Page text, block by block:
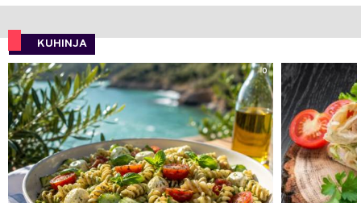
KUHINJA
0